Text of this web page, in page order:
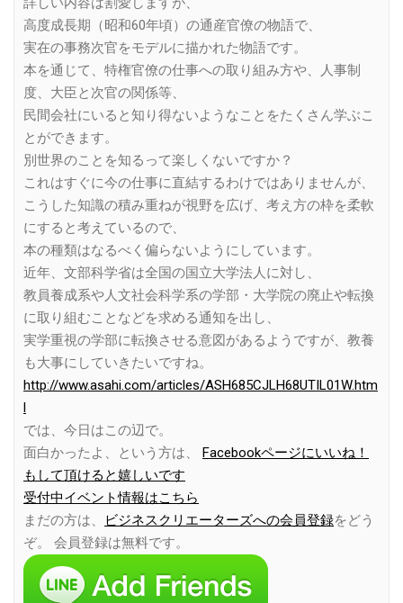
高度成長期（昭和60年頃）の通産官僚の物語で、
実在の事務次官をモデルに描かれた物語です。
本を通じて、特権官僚の仕事への取り組み方や、人事制
度、大臣と次官の関係等、
民間会社にいると知り得ないようなことをたくさん学ぶこ
とができます。
別世界のことを知るって楽しくないですか？
これはすぐに今の仕事に直結するわけではありませんが、
こうした知識の積み重ねが視野を広げ、考え方の枠を柔軟
にすると考えているので、
本の種類はなるべく偏らないようにしています。
近年、文部科学省は全国の国立大学法人に対し、
教員養成系や人文社会科学系の学部・大学院の廃止や転換
に取り組むことなどを求める通知を出し、
実学重視の学部に転換させる意図があるようですが、教養
も大事にしていきたいですね。
http://www.asahi.com/articles/ASH685CJLH68UTIL01W.htm
l
では、今日はこの辺で。
面白かったよ、という方は、 Facebookページにいいね！
もして頂けると嬉しいです
受付中イベント情報はこちら
まだの方は、
ビジネスクリエーターズへの会員登録をどう
ぞ。 会員登録は無料です。